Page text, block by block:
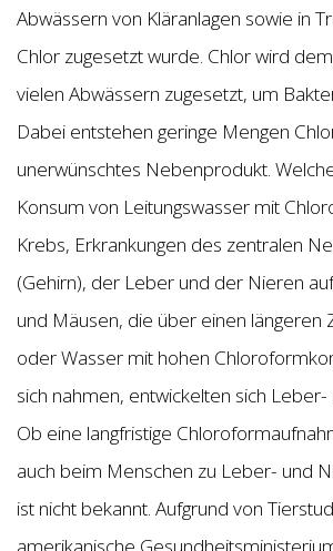
Abwässern von Kläranlagen sowie in
Chlor zugesetzt wurde. Chlor wird
vielen Abwässern zugesetzt, um
Dabei entstehen geringe Mengen
unerwünschtes Nebenprodukt.
Konsum von Leitungswasser mit
Krebs, Erkrankungen des zentralen
(Gehirn), der Leber und der Nieren
und Mäusen, die über einen längeren
oder Wasser mit hohen
sich nahmen, entwickelten sich
Ob eine langfristige
auch beim Menschen zu Leber- und
ist nicht bekannt. Aufgrund von
amerikanische